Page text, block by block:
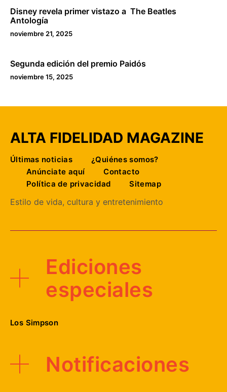
Disney revela primer vistazo a The Beatles
Antología
noviembre 21, 2025
Segunda edición del premio Paidós
noviembre 15, 2025
ALTA FIDELIDAD MAGAZINE
Últimas noticias
¿Quiénes somos?
Anúnciate aquí
Contacto
Política de privacidad
Sitemap
Estilo de vida, cultura y entretenimiento
Ediciones
especiales
Los Simpson
Notificaciones